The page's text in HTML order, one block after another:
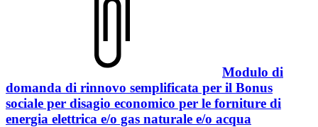
Modulo di
domanda di rinnovo semplificata per il Bonus
sociale per disagio economico per le forniture di
energia elettrica e/o gas naturale e/o acqua